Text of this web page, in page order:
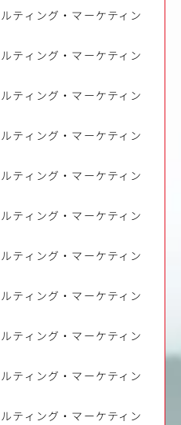
ティング・マーケティン
ティング・マーケティン
ティング・マーケティン
ティング・マーケティン
ティング・マーケティン
ティング・マーケティン
ティング・マーケティン
ティング・マーケティン
ティング・マーケティン
ティング・マーケティン
ティング・マーケティン